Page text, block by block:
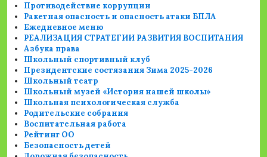
Противодействие коррупции
Ракетная опасность и опасность атаки БПЛА
Ежедневное меню
РЕАЛИЗАЦИЯ СТРАТЕГИИ РАЗВИТИЯ ВОСПИТАНИЯ
Азбука права
Школьный спортивный клуб
Президентские состязания Зима 2025-2026
Школьный театр
Школьный музей «История нашей школы»
Школьная психологическая служба
Родительские собрания
Воспитательная работа
Рейтинг ОО
Безопасность детей